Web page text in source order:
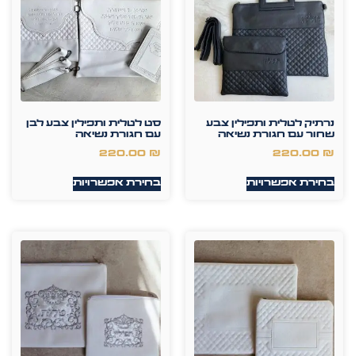
נרתיק לטלית ותפילין צבע
שחור עם חגורת נשיאה
220.00 ₪
בחירת אפשרויות
סט לטלית ותפילין צבע לבן
עם חגורת נשיאה
220.00 ₪
בחירת אפשרויות